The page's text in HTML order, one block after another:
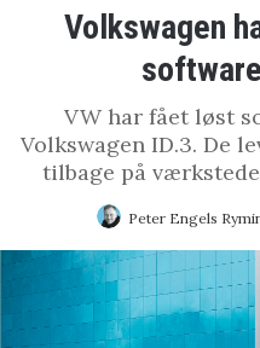
Volkswagen
VW har fået løst
Volkswagen ID.3. De
tilbage på
Peter Engels